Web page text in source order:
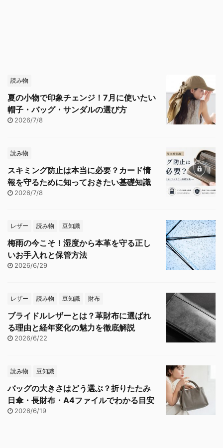
読み物
夏の小物で印象チェンジ！7月に使いたい
帽子・バッグ・サンダルの選び方
2026/7/8
読み物
スキミング防止は本当に必要？カード情
報を守るために知っておきたい基礎知識
2026/7/8
レザー 読み物 豆知識
梅雨の今こそ！湿度から本革を守る正し
いお手入れと保管方法
2026/6/29
レザー 読み物 豆知識 財布
ブライドルレザーとは？革財布に選ばれ
る理由と経年変化の魅力を徹底解説
2026/6/22
読み物 豆知識
バッグの大きさはどう選ぶ？折りたたみ
日傘・長財布・A4ファイルでわかる目安
2026/6/19